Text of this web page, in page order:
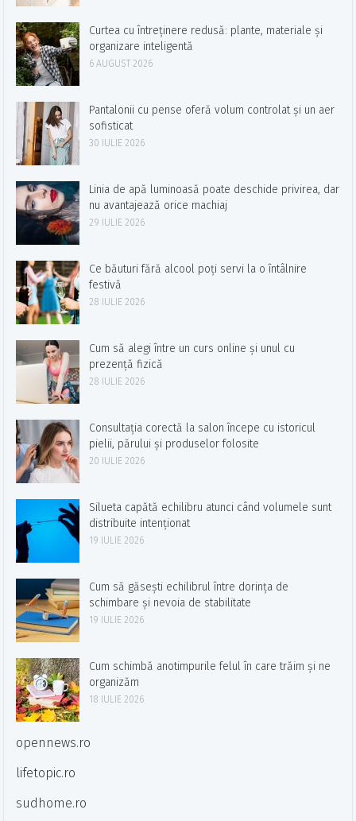
Curtea cu întreținere redusă: plante, materiale și
organizare inteligentă
6 AUGUST 2026
Pantalonii cu pense oferă volum controlat și un aer
sofisticat
30 IULIE 2026
Linia de apă luminoasă poate deschide privirea, dar
nu avantajează orice machiaj
29 IULIE 2026
Ce băuturi fără alcool poți servi la o întâlnire
festivă
28 IULIE 2026
Cum să alegi între un curs online și unul cu
prezență fizică
28 IULIE 2026
Consultația corectă la salon începe cu istoricul
pielii, părului și produselor folosite
20 IULIE 2026
Silueta capătă echilibru atunci când volumele sunt
distribuite intenționat
19 IULIE 2026
Cum să găsești echilibrul între dorința de
schimbare și nevoia de stabilitate
19 IULIE 2026
Cum schimbă anotimpurile felul în care trăim și ne
organizăm
18 IULIE 2026
opennews.ro
lifetopic.ro
sudhome.ro